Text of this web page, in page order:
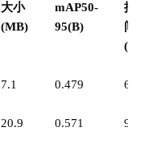
大小
(MB)
mAP50-
95(B)
推
间
7.1 0.479 65.7
20.9 0.571 99.2